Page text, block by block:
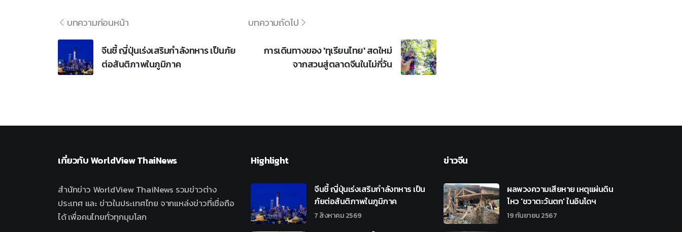
บทความก่อนหน้า
จีนชี้ ญี่ปุ่นเร่งเสริมกำลังทหาร เป็นภัย
ต่อสันติภาพในภูมิภาค
บทความถัดไป
การเดินทางของ 'ทุเรียนไทย' สดใหม่
จากสวนสู่ตลาดจีนในไม่กี่วัน
เกี่ยวกับWorldView ThaiNews
สำนักข่าว WorldView ThaiNews รวมข่าวต่าง
ประเทศ และ ข่าวในประเทศไทย จากแหล่งข่าวที่เชื่อถือ
ได้ เพื่อคนไทยทั่วทุกมุมโลก
Highlight
จีนชี้ ญี่ปุ่นเร่งเสริมกำลังทหาร เป็น
ภัยต่อสันติภาพในภูมิภาค
7 สิงหาคม 2569
ข่าวจีน
ผลพวงความเสียหาย เหตุแผ่นดิน
ไหว 'ชวาตะวันตก' ในอินโดฯ
19 กันยายน 2567